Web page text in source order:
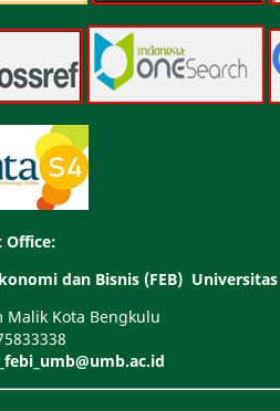
Office:
dan Bisnis (FEB)
Malik Kota Bengkulu